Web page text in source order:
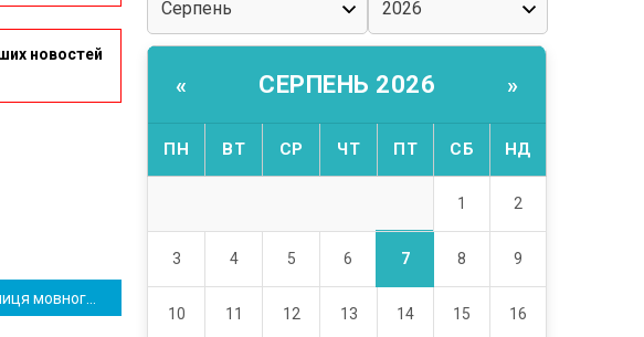
новостей
Представниця мовного омбудсмена повідомила, що перейменування Южного неминуче
« СЕРПЕНЬ 2026 »
ПН ВТ СР ЧТ ПТ СБ НД
1 2
3 4 5 6 7 8 9
10 11 12 13 14 15 16